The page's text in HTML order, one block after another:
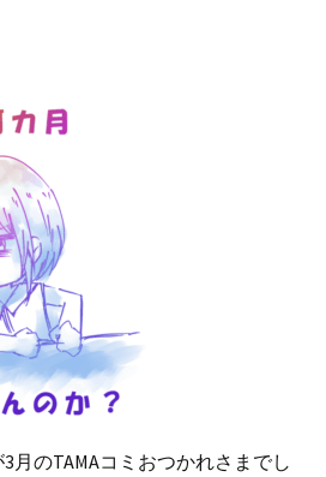
月のTAMAコミおつかれさまでし